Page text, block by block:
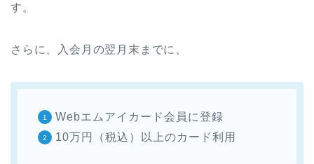
す。
さらに、入会月の翌月末までに、
Webエムアイカード会員に登録
10万円（税込）以上のカード利用